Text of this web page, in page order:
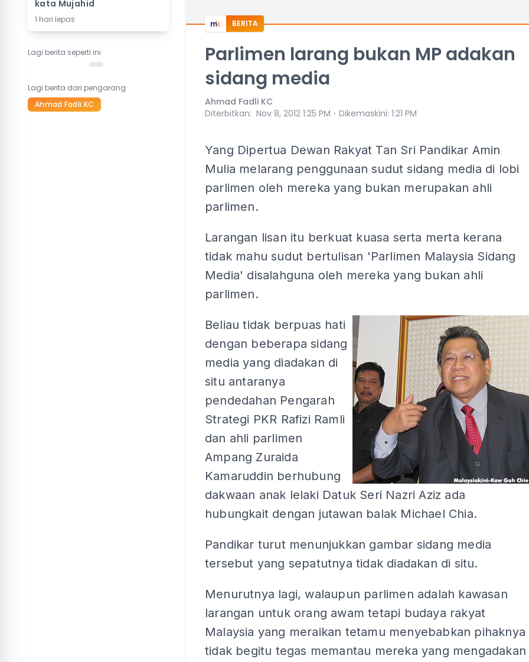
kata Mujahid
1 hari lepas
Lagi berita seperti ini
Lagi berita dari pengarang
Ahmad Fadli KC
BERITA
Parlimen larang bukan MP adakan
sidang media
Ahmad Fadli KC
Diterbitkan: Nov 8, 2012 1:25 PM ⋅ Dikemaskini: 1:21 PM
Yang Dipertua Dewan Rakyat Tan Sri Pandikar Amin
Mulia melarang penggunaan sudut sidang media di lobi
parlimen oleh mereka yang bukan merupakan ahli
parlimen.
Larangan lisan itu berkuat kuasa serta merta kerana
tidak mahu sudut bertulisan 'Parlimen Malaysia Sidang
Media' disalahguna oleh mereka yang bukan ahli
parlimen.
Beliau tidak berpuas hati
dengan beberapa sidang
media yang diadakan di
situ antaranya
pendedahan Pengarah
Strategi PKR Rafizi Ramli
dan ahli parlimen
Ampang Zuraida
Kamaruddin berhubung
dakwaan anak lelaki Datuk Seri Nazri Aziz ada
hubungkait dengan jutawan balak Michael Chia.
Pandikar turut menunjukkan gambar sidang media
tersebut yang sepatutnya tidak diadakan di situ.
Menurutnya lagi, walaupun parlimen adalah kawasan
larangan untuk orang awam tetapi budaya rakyat
Malaysia yang meraikan tetamu menyebabkan pihaknya
tidak begitu tegas memantau mereka yang mengadakan